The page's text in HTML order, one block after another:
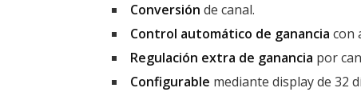
Conversión de canal.
Control automático de ganancia con
Regulación extra de ganancia por
Configurable mediante display de 32